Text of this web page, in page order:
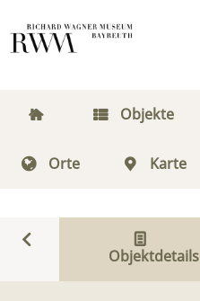
Objekte
Orte Karte
Objektdetails